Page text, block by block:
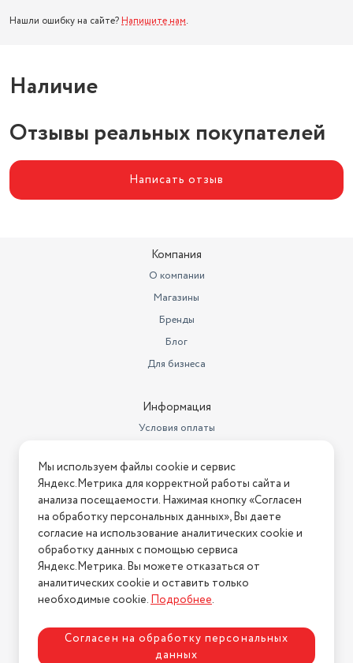
Нашли ошибку на сайте? Напишите нам.
Наличие
Отзывы реальных покупателей
Написать отзыв
Компания
О компании
Магазины
Бренды
Блог
Для бизнеса
Информация
Условия оплаты
Условия возврата
Нашли ошибку на сайте? Напишите нам
2026 © Интернет-магазин "АстМаркет". У нас есть всё!
Политика конфиденциальности
Мы используем файлы cookie и сервис
Яндекс.Метрика для корректной работы сайта и
анализа посещаемости. Нажимая кнопку «Согласен
на обработку персональных данных», Вы даете
согласие на использование аналитических cookie и
обработку данных с помощью сервиса
Яндекс.Метрика. Вы можете отказаться от
аналитических cookie и оставить только
необходимые cookie.Подробнее.
Согласен на обработку персональных
данных